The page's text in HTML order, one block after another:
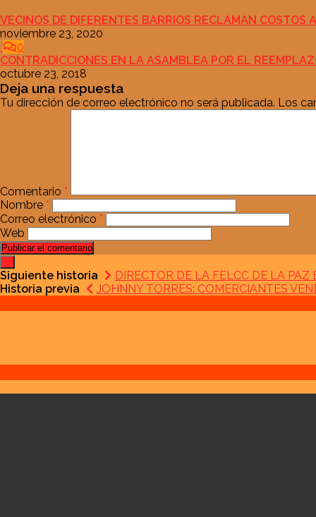
VECINOS DE DIFERENTES BARRIOS RECLAMAN COSTOS
noviembre 23, 2020
0
CONTRADICCIONES EN LA ASAMBLEA POR EL
octubre 23, 2018
Deja una respuesta
Tu dirección de correo electrónico no será publicada. Los
Comentario *
Nombre *
Correo electrónico *
Web
Siguiente historia
DIRECTOR DE LA FELCC DE LA
Historia previa
JOHNNY TORRES: COMERCIANTES